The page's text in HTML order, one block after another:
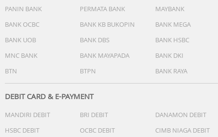
PANIN BANK
PERMATA BANK
MAYBANK
BANK OCBC
BANK KB BUKOPIN
BANK MEGA
BANK UOB
BANK DBS
BANK HSBC
MNC BANK
BANK MAYAPADA
BANK DKI
BTN
BTPN BANK RAYA
DEBIT CARD & E-PAYMENT
MANDIRI DEBIT BRI DEBIT
DANAMON DEBIT
HSBC DEBIT
OCBC DEBIT
CIMB NIAGA DEBIT